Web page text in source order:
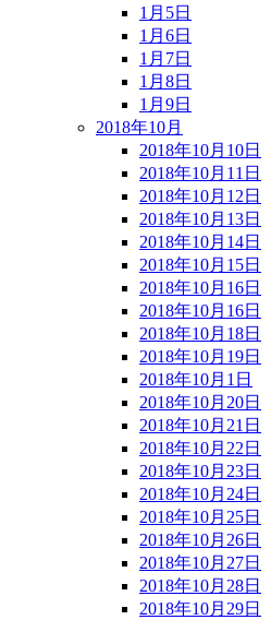
1月5日
1月6日
1月7日
1月8日
1月9日
2018年10月
2018年10月10日
2018年10月11日
2018年10月12日
2018年10月13日
2018年10月14日
2018年10月15日
2018年10月16日
2018年10月16日
2018年10月18日
2018年10月19日
2018年10月1日
2018年10月20日
2018年10月21日
2018年10月22日
2018年10月23日
2018年10月24日
2018年10月25日
2018年10月26日
2018年10月27日
2018年10月28日
2018年10月29日